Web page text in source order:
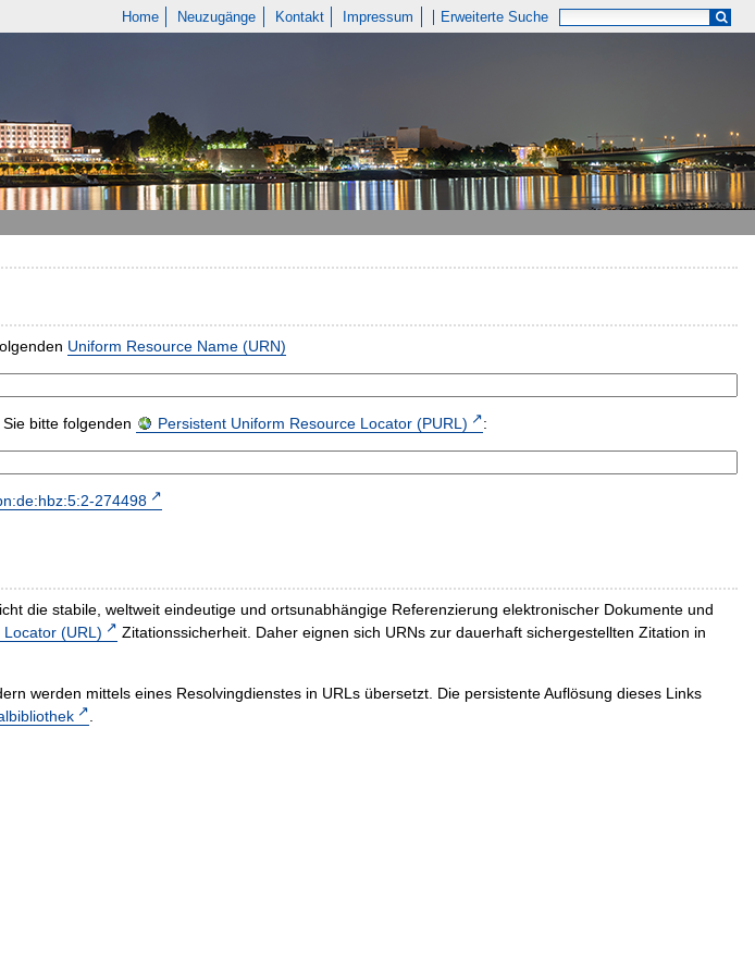
Home Neuzugänge Kontakt Impressum Erweiterte Suche
Uniform Resource Name (URN)
bitte folgenden Persistent Uniform Resource Locator (PURL) :
274498
die stabile, weltweit eindeutige und ortsunabhängige Referenzierung elektronischer Dokumente und
(URL)
Zitationssicherheit. Daher eignen sich URNs zur dauerhaft sichergestellten Zitation in
werden mittels eines Resolvingdienstes in URLs übersetzt. Die persistente Auflösung dieses Links
.